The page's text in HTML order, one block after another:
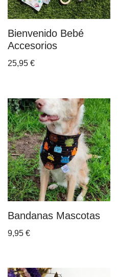
Bienvenido Bebé
Accesorios
25,95 €
Bandanas Mascotas
9,95 €